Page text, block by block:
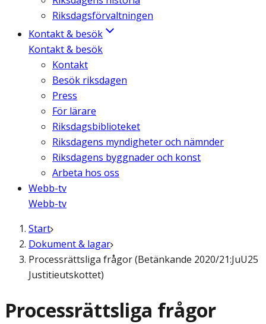
Riksdagsförvaltningen
Kontakt & besök
Kontakt & besök
Kontakt
Besök riksdagen
Press
För lärare
Riksdagsbiblioteket
Riksdagens myndigheter och nämnder
Riksdagens byggnader och konst
Arbeta hos oss
Webb-tv
Webb-tv
Start
Dokument & lagar
Processrättsliga frågor (Betänkande 2020/21:JuU25
Justitieutskottet)
Processrättsliga frågor